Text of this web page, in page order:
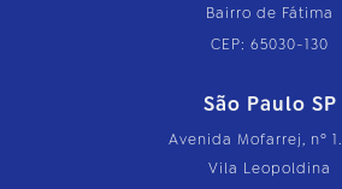
Bairro de Fátima
CEP: 65030-130
São Paulo SP
Avenida Mofarrej, nº
Vila Leopoldina